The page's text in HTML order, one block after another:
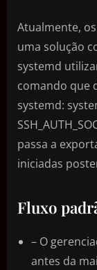
Atualmente,
uma solução
systemd
comando que
systemd:
passa a
iniciadas
Fluxo
– O
antes da